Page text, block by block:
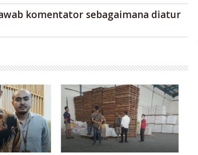
komentator sebagaimana diatur